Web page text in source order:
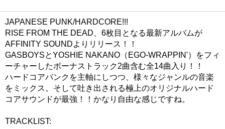
JAPANESE PUNK/HARDCORE!!!
RISE FROM THE DEAD、6枚目となる最新アルバムが
AFFINITY SOUNDよりリリース！！
GASBOYSとYOSHIE NAKANO（EGO-WRAPPIN'）をフィ
ーチャーしたボーナストラック2曲含む全14曲入り！！
ハードコアパンクを主軸にしつつ、様々なジャンルの音楽
をミックス。そして吐き出される極上のオリジナルハード
コアサウンドが最強！！かなり自由な感じですね。
TRACKLIST: